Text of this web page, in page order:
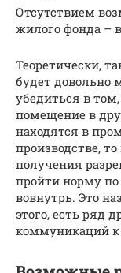
Отсутствием
жилого фонда –
Теоретически,
будет довольно
убедиться в
помещение в
находятся в
производстве,
получения
пройти норму
вовнутрь. Это
этого, есть ряд
коммуникаций